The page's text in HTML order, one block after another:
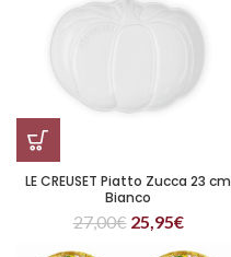
LE CREUSET Piatto Zucca 23 cm
Bianco
27,00€ 25,95€